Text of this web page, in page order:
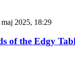
maj 2025, 18:29
of the Edgy